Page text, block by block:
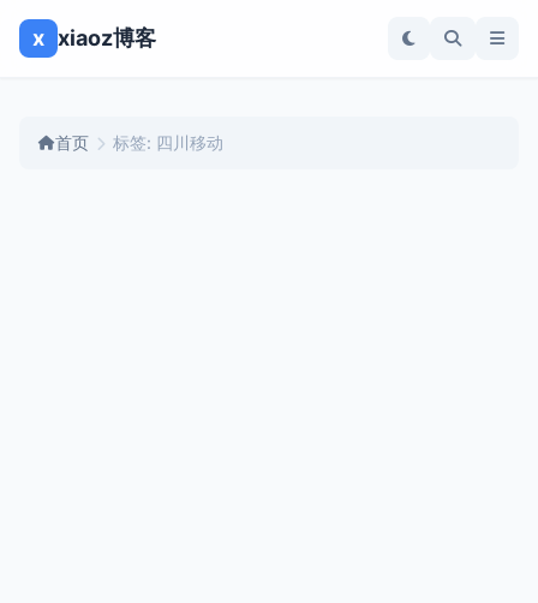
x xiaoz博客
首页 标签: 四川移动